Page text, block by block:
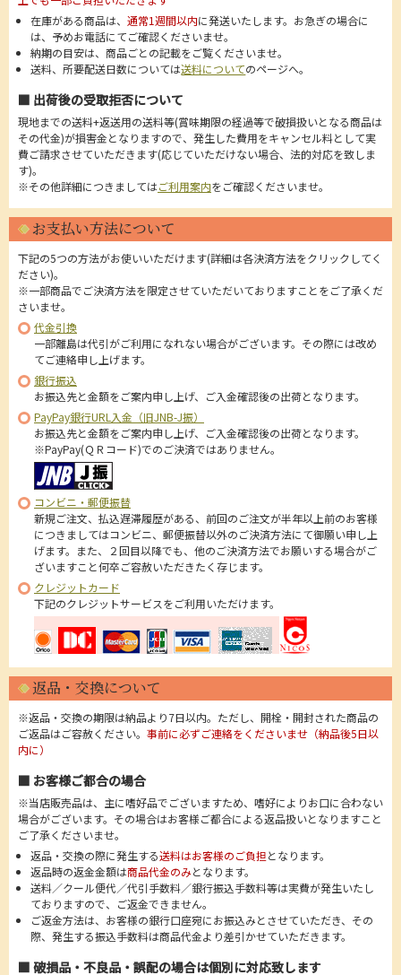
在庫がある商品は、通常1週間以内に発送いたします。お急ぎの場合に
は、予めお電話にてご確認くださいませ。
納期の目安は、商品ごとの記載をご覧くださいませ。
送料、所要配送日数については送料についてのページへ。
■ 出荷後の受取拒否について
現地までの送料+返送用の送料等(賞味期限の経過等で破損扱いとなる商品は
その代金)が損害金となりますので、発生した費用をキャンセル料として実
費ご請求させていただきます(応じていただけない場合、法的対応を致しま
す)。
※その他詳細につきましてはご利用案内をご確認くださいませ。
お支払い方法について
下記の5つの方法がお使いいただけます(詳細は各決済方法をクリックしてく
ださい)。
※一部商品でご決済方法を限定させていただいておりますことをご了承くだ
さいませ。
代金引換
一部離島は代引がご利用になれない場合がございます。その際には改め
てご連絡申し上げます。
銀行振込
お振込先と金額をご案内申し上げ、ご入金確認後の出荷となります。
PayPay銀行URL入金（旧JNB-J振）
お振込先と金額をご案内申し上げ、ご入金確認後の出荷となります。
※PayPay(ＱＲコード)でのご決済ではありません。
コンビニ・郵便振替
新規ご注文、払込遅滞履歴がある、前回のご注文が半年以上前のお客様
につきましてはコンビニ、郵便振替以外のご決済方法にて御願い申し上
げます。また、２回目以降でも、他のご決済方法でお願いする場合がご
ざいますこと何卒ご容赦いただきたく存じます。
クレジットカード
下記のクレジットサービスをご利用いただけます。
返品・交換について
※返品・交換の期限は納品より7日以内。ただし、開栓・開封された商品の
ご返品はご容赦ください。 事前に必ずご連絡をくださいませ（納品後5日以
内に）
■ お客様ご都合の場合
※当店販売品は、主に嗜好品でございますため、嗜好によりお口に合わない
場合がございます。その場合はお客様ご都合による返品扱いとなりますこと
ご了承くださいませ。
返品・交換の際に発生する送料はお客様のご負担となります。
返品時の返金金額は商品代金のみとなります。
送料／クール便代／代引手数料／銀行振込手数料等は実費が発生いたし
ておりますので、ご返金できません。
ご返金方法は、お客様の銀行口座宛にお振込みとさせていただき、その
際、発生する振込手数料は商品代金より差引かせていただきます。
■ 破損品・不良品・誤配の場合は個別に対応致します